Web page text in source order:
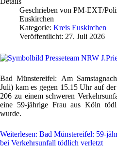
Geschrieben von PM-EXT/
Euskirchen
Kategorie: Kreis Euskirchen
Veröffentlicht: 27. Juli 2026
Bad Münstereifel:
Am
Juli) kam es gegen 15.15 Uhr auf
206 zu einem schweren
eine 59-jährige Frau aus Köln
wurde.
Weiterlesen: Bad Münstereifel: 59-
bei Verkehrsunfall tödlich verletzt